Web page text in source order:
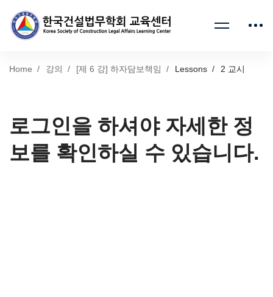
Home 강의 [제 6 강] 하자담보책임 Lessons 2 교시
로그인을 하셔야 자세한 정
보를 확인하실 수 있습니다.